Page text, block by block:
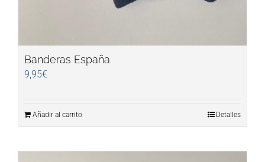
Banderas España
9,95€
Añadir al carrito Detalles